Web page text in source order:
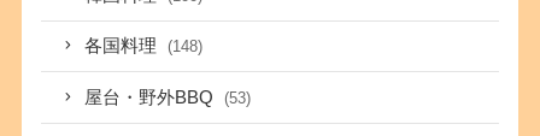
各国料理 (148)
屋台・野外BBQ (53)